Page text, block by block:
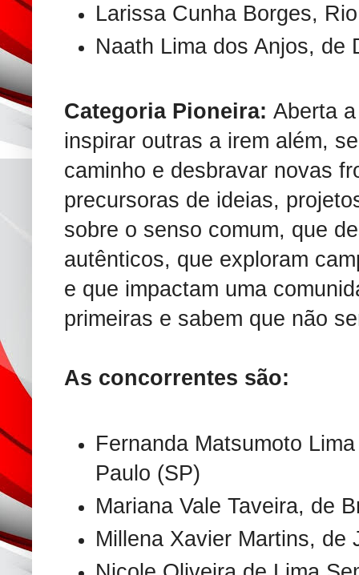
Larissa Cunha Borges,
Naath Lima dos Anjos, de
Categoria Pioneira: Aberta
inspirar outras a irem além,
caminho e desbravar novas
precursoras de ideias,
sobre o senso comum, que
autênticos, que exploram
e que impactam uma
primeiras e sabem que não
As concorrentes são:
Fernanda Matsumoto
Paulo (SP)
Mariana Vale Taveira, de
Millena Xavier Martins, de